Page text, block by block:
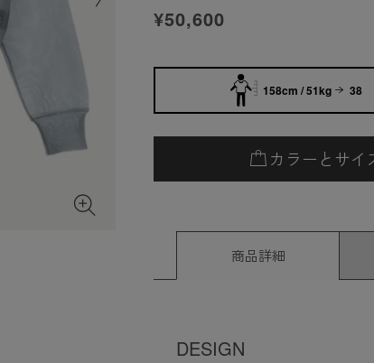
¥50,600
158cm / 51kg 38
カラーとサイ
商品詳細
DESIGN